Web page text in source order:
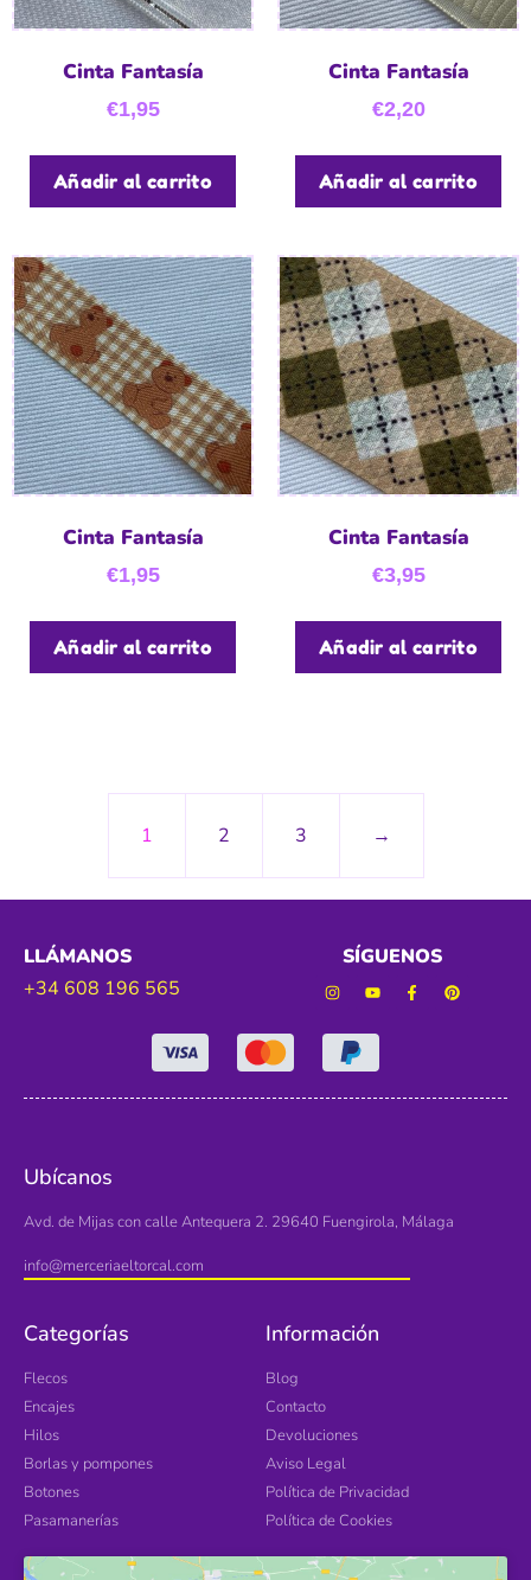
Cinta Fantasía
€1,95
Añadir al carrito
Cinta Fantasía
€2,20
Añadir al carrito
Cinta Fantasía
€1,95
Añadir al carrito
Cinta Fantasía
€3,95
Añadir al carrito
1 2 3 →
LLÁMANOS
+34 608 196 565
SÍGUENOS
Ubícanos
Avd. de Mijas con calle Antequera 2. 29640 Fuengirola, Málaga
info@merceriaeltorcal.com
Categorías
Flecos
Encajes
Hilos
Borlas y pompones
Botones
Pasamanerías
Información
Blog
Contacto
Devoluciones
Aviso Legal
Política de Privacidad
Política de Cookies